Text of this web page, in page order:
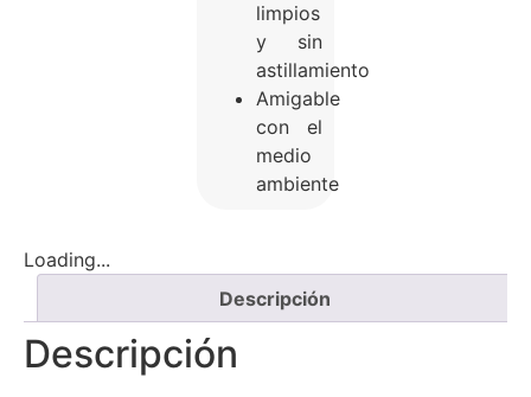
limpios
y sin
astillamiento
Amigable
con el
medio
ambiente
Loading...
Descripción
Descripción